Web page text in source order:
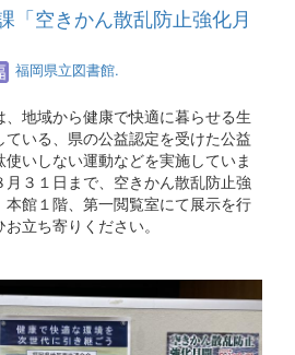
「空きかん散乱防止強化月
福岡県立図書館.
地域から健康で快適に暮らせる生
いる、県の公益認定を受けた公益
いしない運動などを実施していま
３１日まで、空きかん散乱防止強
館１階、第一閲覧室にて展示を行
立ち寄りください。